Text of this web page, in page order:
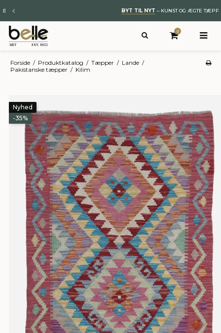
– KUNST OG ÆGTE TÆPPER
0
Forside / Produktkatalog / Tæpper / Lande /
Pakistanske tæpper / Kilim
Nyhed
-35%